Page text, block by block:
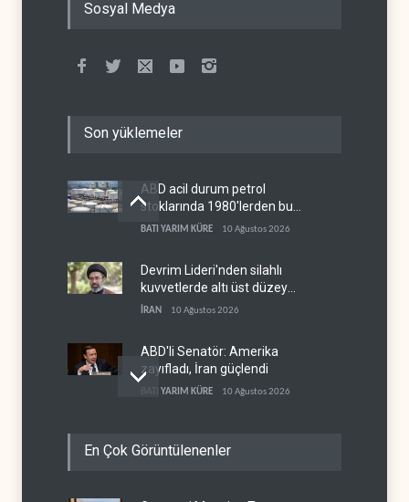
Sosyal Medya
Son yüklemeler
ABD acil durum petrol
stoklarında 1980'lerden bu
yana en düşük seviye
BATI YARIM KÜRE 10 Ağustos 2026
Devrim Lideri'nden silahlı
kuvvetlerde altı üst düzey
atama
İRAN 10 Ağustos 2026
ABD'li Senatör: Amerika
zayıfladı, İran güçlendi
BATI YARIM KÜRE 10 Ağustos 2026
yeni petrol ihracatı
En Çok Görüntülenenler